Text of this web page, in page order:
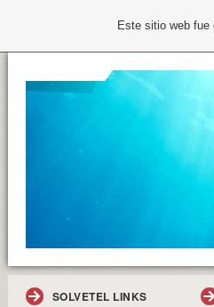
SOLVETEL LINKS
Este sitio web fue